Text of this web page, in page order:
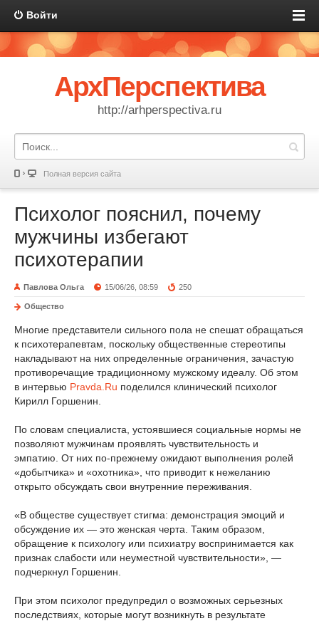
Войти
АрхПерспектива
http://arhperspectiva.ru
Полная версия сайта
Психолог пояснил, почему
мужчины избегают
психотерапии
Павлова Ольга 15/06/26, 08:59 250
Общество
Многие представители сильного пола не спешат обращаться
к психотерапевтам, поскольку общественные стереотипы
накладывают на них определенные ограничения, зачастую
противоречащие традиционному мужскому идеалу. Об этом
в интервью Pravda.Ru поделился клинический психолог
Кирилл Горшенин.
По словам специалиста, устоявшиеся социальные нормы не
позволяют мужчинам проявлять чувствительность и
эмпатию. От них по-прежнему ожидают выполнения ролей
«добытчика» и «охотника», что приводит к нежеланию
открыто обсуждать свои внутренние переживания.
«В обществе существует стигма: демонстрация эмоций и
обсуждение их — это женская черта. Таким образом,
обращение к психологу или психиатру воспринимается как
признак слабости или неуместной чувствительности», —
подчеркнул Горшенин.
При этом психолог предупредил о возможных серьезных
последствиях, которые могут возникнуть в результате